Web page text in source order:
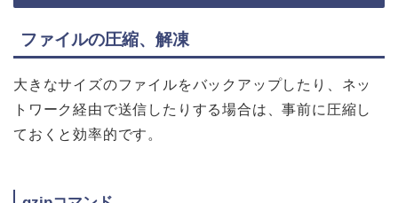
ファイルの圧縮、解凍
大きなサイズのファイルをバックアップしたり、ネッ
トワーク経由で送信したりする場合は、事前に圧縮し
ておくと効率的です。